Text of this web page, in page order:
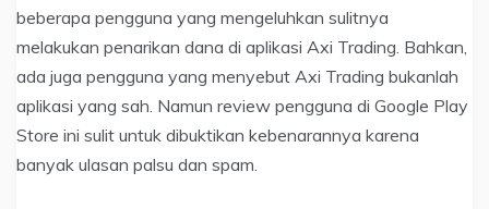
beberapa pengguna yang mengeluhkan sulitnya
melakukan penarikan dana di aplikasi Axi Trading. Bahkan,
ada juga pengguna yang menyebut Axi Trading bukanlah
aplikasi yang sah. Namun review pengguna di Google Play
Store ini sulit untuk dibuktikan kebenarannya karena
banyak ulasan palsu dan spam.